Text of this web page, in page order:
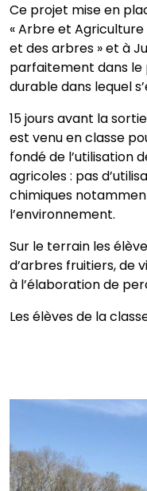
Ce projet mise en
« Arbre et Agriculture
et des arbres » et à
parfaitement dans
durable dans lequel
15 jours avant la
est venu en classe
fondé de l’utilisation
agricoles : pas
chimiques
l’environnement.
Sur le terrain les
d’arbres fruitiers, de
à l’élaboration de
Les élèves de la